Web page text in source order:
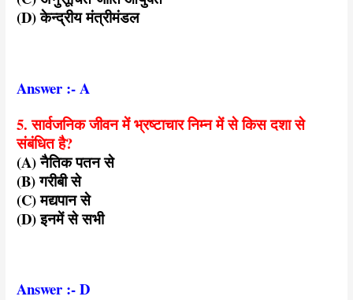
(D) केन्द्रीय मंत्रीमंडल
Answer :- A
5. सार्वजनिक जीवन में भ्रष्टाचार निम्न में से किस दशा से
संबंधित है?
(A) नैतिक पतन से
(B) गरीबी से
(C) मद्यपान से
(D) इनमें से सभी
Answer :- D